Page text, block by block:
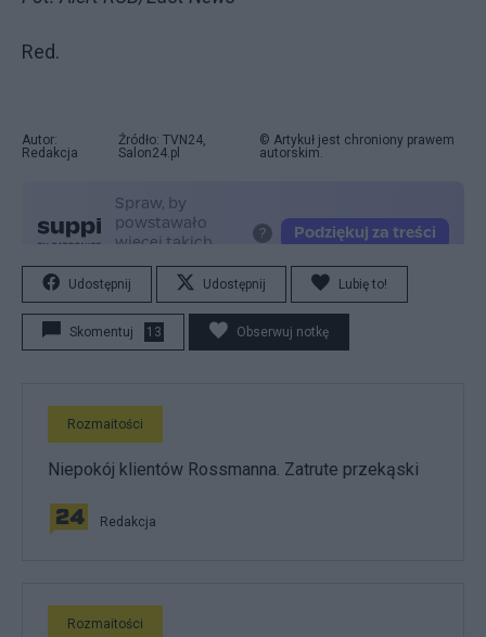
Red.
Autor:
Redakcja
Źródło: TVN24,
Salon24.pl
© Artykuł jest chroniony prawem
autorskim.
Udostępnij Udostępnij Lubię to!
Skomentuj 13 Obserwuj notkę
Rozmaitości
Niepokój klientów Rossmanna. Zatrute przekąski
Redakcja
Rozmaitości